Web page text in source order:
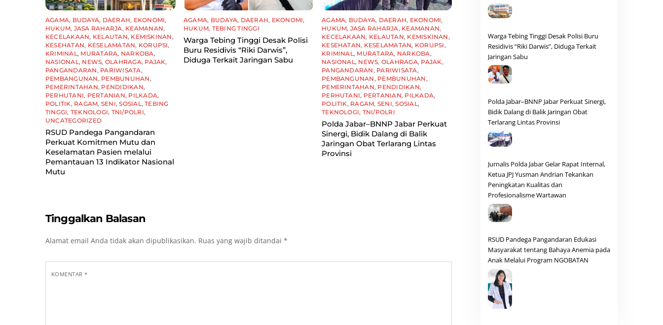
AGAMA, BUDAYA, DAERAH, EKONOMI,
HUKUM, JASA RAHARJA, KEAMANAN,
KECELAKAAN, KELAUTAN, KEMISKINAN ,
KESEHATAN, KESELAMATAN, KORUPSI,
KRIMINAL , MURATARA, NARKOBA,
NASIONAL , NEWS, OLAHRAGA, PAJAK,
PANGANDARAN , PARIWISATA,
PEMBANGUNAN , PEMBUNUHAN ,
PEMERINTAHAN, PENDIDIKAN,
PERHUTANI, PERTANIAN, PILKADA,
POLITIK , RAGAM, SENI,SOSIAL ,TEBING
TINGGI, TEKNOLOGI, TNI/POLRI,
UNCATEGORIZED
RSUD Pandega Pangandaran
Perkuat Komitmen Mutu dan
Keselamatan Pasien melalui
Pemantauan 13 Indikator Nasional
Mutu
AGAMA, BUDAYA, DAERAH, EKONOMI,
HUKUM, TEBING TINGGI
Warga Tebing Tinggi Desak Polisi
Buru Residivis “Riki Darwis”,
Diduga Terkait Jaringan Sabu
AGAMA, BUDAYA, DAERAH, EKONOMI,
HUKUM, JASA RAHARJA, KEAMANAN,
KECELAKAAN, KELAUTAN, KEMISKINAN ,
KESEHATAN, KESELAMATAN, KORUPSI ,
KRIMINAL , MURATARA, NARKOBA,
NASIONAL , NEWS, OLAHRAGA, PAJAK ,
PANGANDARAN , PARIWISATA,
PEMBANGUNAN , PEMBUNUHAN ,
PEMERINTAHAN, PENDIDIKAN,
PERHUTANI, PERTANIAN, PILKADA,
POLITIK , RAGAM, SENI,SOSIAL ,
TEKNOLOGI, TNI/POLRI
Polda Jabar–BNNP Jabar Perkuat
Sinergi, Bidik Dalang di Balik
Jaringan Obat Terlarang Lintas
Provinsi
Tinggalkan Balasan
Alamat email Anda tidak akan dipublikasikan. Ruas yang wajib ditandai *
KOMENTAR*
Warga Tebing Tinggi Desak Polisi Buru
Residivis “Riki Darwis”, Diduga Terkait
Jaringan Sabu
Polda Jabar–BNNP Jabar Perkuat Sinergi,
Bidik Dalang di Balik Jaringan Obat
Terlarang Lintas Provinsi
Jurnalis Polda Jabar Gelar Rapat Internal,
Ketua JPJ Yusman Andrian Tekankan
Peningkatan Kualitas dan
Profesionalisme Wartawan
RSUD Pandega Pangandaran Edukasi
Masyarakat tentang Bahaya Anemia pada
Anak Melalui Program NGOBATAN